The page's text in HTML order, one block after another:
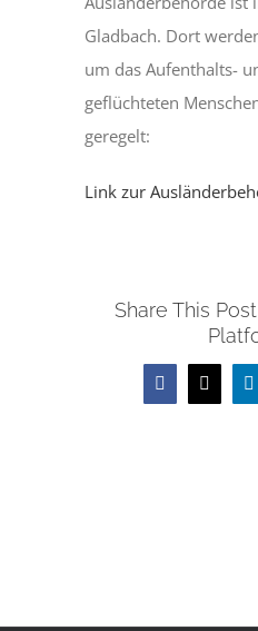
Gladbach. Dort
um das Aufenthalts-
geflüchteten
geregelt:
Link zur
Share This
Facebook
X